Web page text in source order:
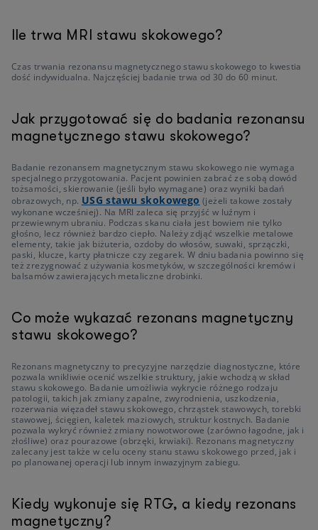
Ile trwa MRI stawu skokowego?
Czas trwania rezonansu magnetycznego stawu skokowego to kwestia
dość indywidualna. Najczęściej badanie trwa od 30 do 60 minut.
Jak przygotować się do badania rezonansu
magnetycznego stawu skokowego?
Badanie rezonansem magnetycznym stawu skokowego nie wymaga
specjalnego przygotowania. Pacjent powinien zabrać ze sobą dowód
tożsamości, skierowanie (jeśli było wymagane) oraz wyniki badań
obrazowych, np. USG stawu skokowego (jeżeli takowe zostały
wykonane wcześniej). Na MRI zaleca się przyjść w luźnym i
przewiewnym ubraniu. Podczas skanu ciała jest bowiem nie tylko
głośno, lecz również bardzo ciepło. Należy zdjąć wszelkie metalowe
elementy, takie jak biżuteria, ozdoby do włosów, suwaki, sprzączki,
paski, klucze, karty płatnicze czy zegarek. W dniu badania powinno się
też zrezygnować z używania kosmetyków, w szczególności kremów i
balsamów zawierających metaliczne drobinki.
Co może wykazać rezonans magnetyczny
stawu skokowego?
Rezonans magnetyczny to precyzyjne narzędzie diagnostyczne, które
pozwala wnikliwie ocenić wszelkie struktury, jakie wchodzą w skład
stawu skokowego. Badanie umożliwia wykrycie różnego rodzaju
patologii, takich jak zmiany zapalne, zwyrodnienia, uszkodzenia,
rozerwania więzadeł stawu skokowego, chrząstek stawowych, torebki
stawowej, ścięgien, kaletek maziowych, struktur kostnych. Badanie
pozwala wykryć również zmiany nowotworowe (zarówno łagodne, jak i
złośliwe) oraz pourazowe (obrzęki, krwiaki). Rezonans magnetyczny
zalecany jest także w celu oceny stanu stawu skokowego przed, jak i
po planowanej operacji lub innym inwazyjnym zabiegu.
Kiedy wykonuje się RTG, a kiedy rezonans
magnetyczny?